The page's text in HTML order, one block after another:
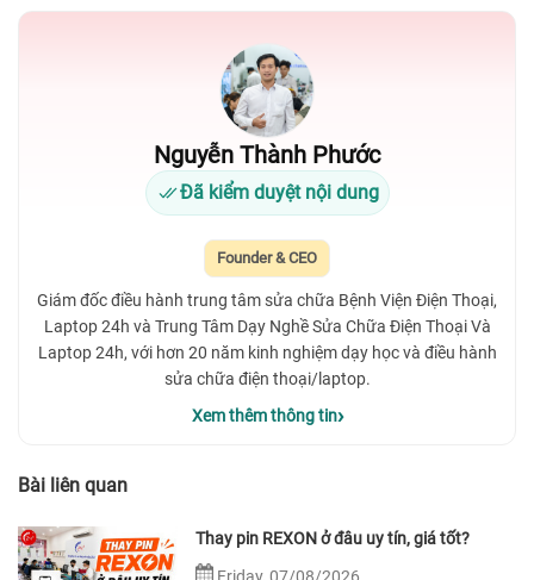
Nguyễn Thành Phước
Đã kiểm duyệt nội dung
Founder & CEO
Giám đốc điều hành trung tâm sửa chữa Bệnh Viện Điện Thoại,
Laptop 24h và Trung Tâm Dạy Nghề Sửa Chữa Điện Thoại Và
Laptop 24h, với hơn 20 năm kinh nghiệm dạy học và điều hành
sửa chữa điện thoại/laptop.
Xem thêm thông tin
Bài liên quan
Thay pin REXON ở đâu uy tín, giá tốt?
Friday, 07/08/2026